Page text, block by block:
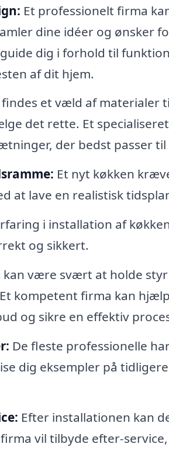
Et professionelt firma
dine idéer og ønsker
dig i forhold til
af dit hjem.
findes et væld af materialer
det rette. Et
der bedst passer
Et nyt køkken
at lave en realistisk
i installation af
og sikkert.
kan være svært at holde
kompetent firma kan
og sikre en effektiv
De fleste professionelle
dig eksempler på
Efter installationen kan
vil tilbyde efter-